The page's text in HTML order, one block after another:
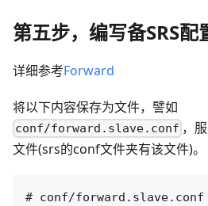
第五步，编写备SRS配
详细参考Forward
将以下内容保存为文件，譬如
conf/forward.slave.conf ，
文件(srs的conf文件夹有该文件)。
# conf/forward.slave.conf